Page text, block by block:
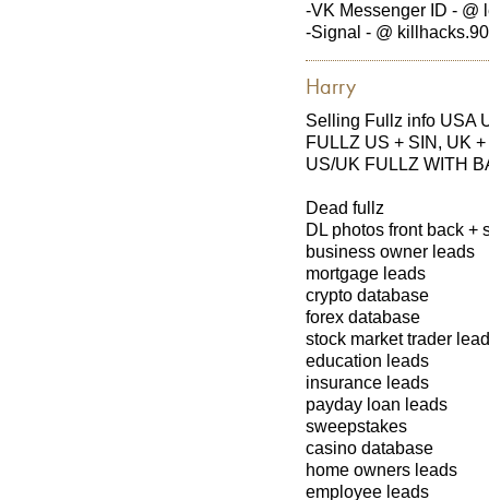
-VK Messenger ID - @
-Signal - @ killhacks.90
Harry
Selling Fullz info USA
FULLZ US + SIN, UK
US/UK FULLZ WITH
Dead fullz
DL photos front back +
business owner leads
mortgage leads
crypto database
forex database
stock market trader
education leads
insurance leads
payday loan leads
sweepstakes
casino database
home owners leads
employee leads